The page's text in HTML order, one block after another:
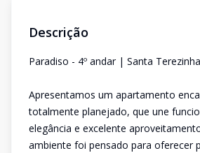
Descrição
Paradiso - 4º andar | Santa
Apresentamos um apartamento
totalmente planejado, que une
elegância e excelente
ambiente foi pensado para oferecer